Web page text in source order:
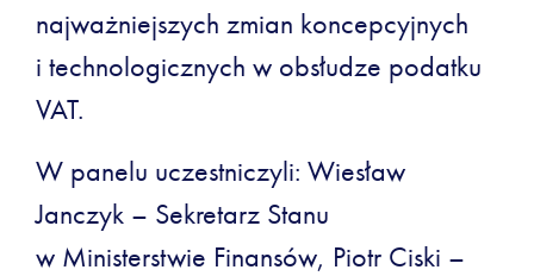
najważniejszych zmian koncepcyjnych
i technologicznych w obsłudze podatku
VAT.
W panelu uczestniczyli: Wiesław
Janczyk – Sekretarz Stanu
w Ministerstwie Finansów, Piotr Ciski –